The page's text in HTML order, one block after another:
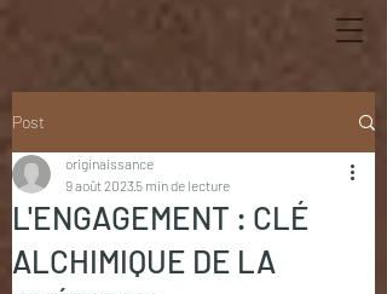
Post
L'ENGAGEMENT : CLÉ
ALCHIMIQUE DE LA
originaissance
9 août 2023 5 min de lecture